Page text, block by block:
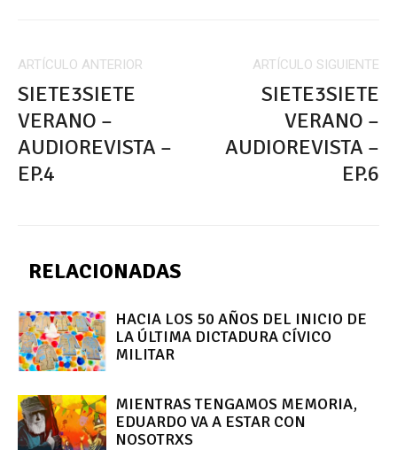
ARTÍCULO ANTERIOR
SIETE3SIETE
VERANO –
AUDIOREVISTA –
EP.4
ARTÍCULO SIGUIENTE
SIETE3SIETE
VERANO –
AUDIOREVISTA –
EP.6
RELACIONADAS
HACIA LOS 50 AÑOS DEL INICIO DE
LA ÚLTIMA DICTADURA CÍVICO
MILITAR
MIENTRAS TENGAMOS MEMORIA,
EDUARDO VA A ESTAR CON
NOSOTRXS